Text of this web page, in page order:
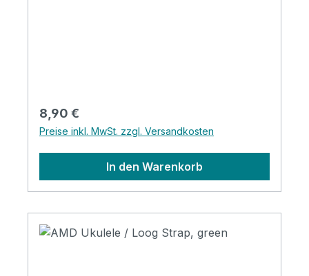
Regulärer Preis:
8,90 €
Preise inkl. MwSt. zzgl. Versandkosten
In den Warenkorb